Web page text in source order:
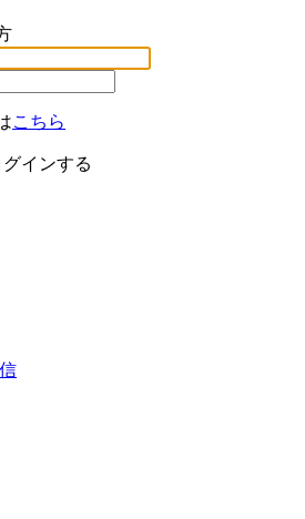
こちら
インする